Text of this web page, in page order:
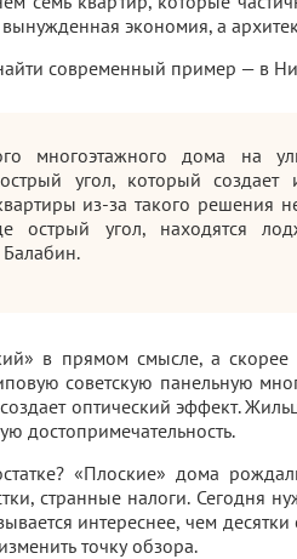
экономия, а
современный пример — в
многоэтажного дома на
угол, который создает
из-за такого решения
острый угол, находятся
в прямом смысле, а скорее
советскую панельную
оптический эффект.
достопримечательность.
«Плоские» дома
странные налоги. Сегодня
интереснее, чем
точку обзора.